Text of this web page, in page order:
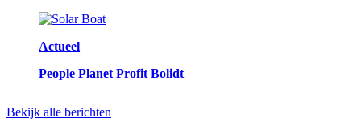
Actueel
People Planet Profit Bolidt
Bekijk alle berichten